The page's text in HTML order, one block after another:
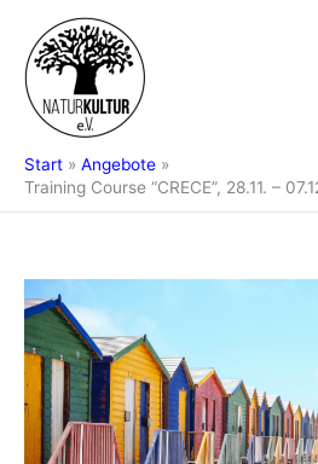
Inhalt
springen
Start
Angebote
Training Course “CRECE”, 28.11. –